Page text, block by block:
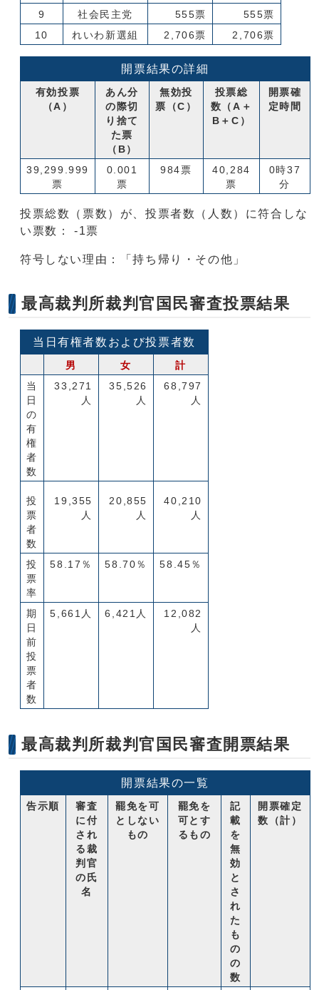
9
社会民主党 555票
555票
10
れいわ新選組 2,706票 2,706票
開票結果の詳細
有効投票
（A）
あん分
の際切
り捨て
た票
（B）
無効投
票（C）
投票総
数（A＋
B＋C）
開票確
定時間
39,299.999
票
0.001
票
984票
40,284
票
0時37
分
投票総数（票数）が、投票者数（人数）に符合しな
い票数： -1票
符号しない理由：「持ち帰り・その他」
最高裁判所裁判官国民審査投票結果
当日有権者数および投票者数
男 女
計
当
日
の
有
権
者
数
33,271
人
35,526
人
68,797
人
投
票
者
数
19,355
人
20,855
人
40,210
人
投
票
率
58.17％ 58.70％ 58.45％
期
日
前
投
票
者
数
5,661人 6,421人
12,082
人
最高裁判所裁判官国民審査開票結果
開票結果の一覧
告示順
審査
に付
され
る裁
判官
の氏
名
罷免を可
としない
もの
罷免を
可とす
るもの
記
載
を
無
効
と
さ
れ
た
も
の
の
数
開票確定
数（計）